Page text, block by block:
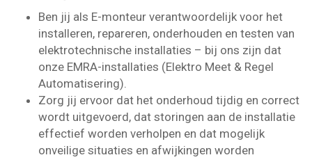
Ben jij als E-monteur verantwoordelijk voor het
installeren, repareren, onderhouden en testen van
elektrotechnische installaties – bij ons zijn dat
onze EMRA-installaties (Elektro Meet & Regel
Automatisering).
Zorg jij ervoor dat het onderhoud tijdig en correct
wordt uitgevoerd, dat storingen aan de installatie
effectief worden verholpen en dat mogelijk
onveilige situaties en afwijkingen worden